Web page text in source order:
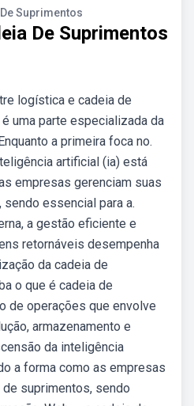
Suprimentos
De Suprimentos
logística e cadeia de
uma parte especializada da
a primeira foca no.
artificial (ia) está
empresas gerenciam suas
essencial para a.
a gestão eficiente e
retornáveis desempenha
da cadeia de
o que é cadeia de
de operações que envolve
armazenamento e
da inteligência
a forma como as empresas
suprimentos, sendo